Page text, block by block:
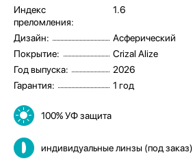
Индекс
преломления:
1.6
Дизайн:
Асферический
Покрытие:
Crizal Alize
Год выпуска:
2026
Гарантия:
1 год
100% УФ защита
индивидуальные линзы (под заказ)